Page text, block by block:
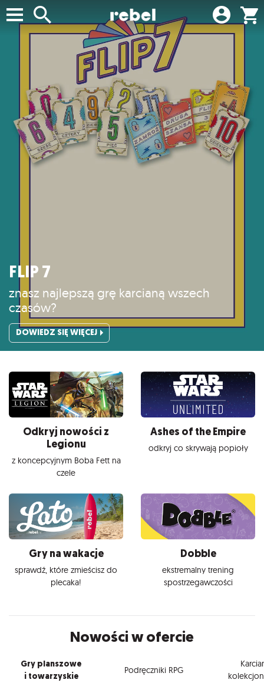
FLIP 7
znasz najlepszą grę karcianą wszech
czasów?
DOWIEDZ SIĘ WIĘCEJ
Odkryj nowości z
Legionu
z koncepcyjnym Boba Fett na
czele
Ashes of the Empire
odkryj co skrywają popioły
Gry na wakacje
sprawdź, które zmieścisz do
plecaka!
Dobble
ekstremalny trening
spostrzegawczości
Nowości w ofercie
Gry planszowe
i towarzyskie
Podręczniki RPG